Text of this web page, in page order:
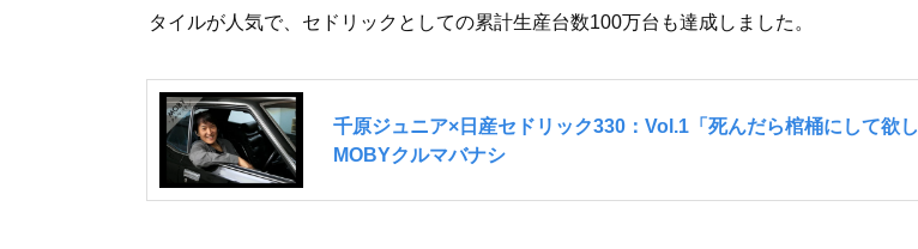
タイルが人気で、セドリックとしての累計生産台数100万台も達成しました。